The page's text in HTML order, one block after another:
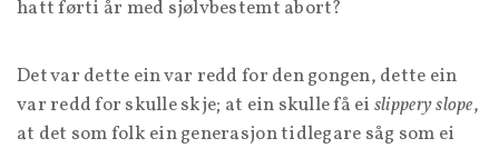
hatt førti år med sjølvbestemt abort?
Det var dette ein var redd for den gongen, dette ein
var redd for skulle skje; at ein skulle få ei slippery slope,
at det som folk ein generasjon tidlegare såg som ei